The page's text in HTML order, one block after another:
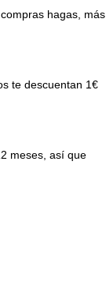
hagas, más
te descuentan 1€
meses, así que